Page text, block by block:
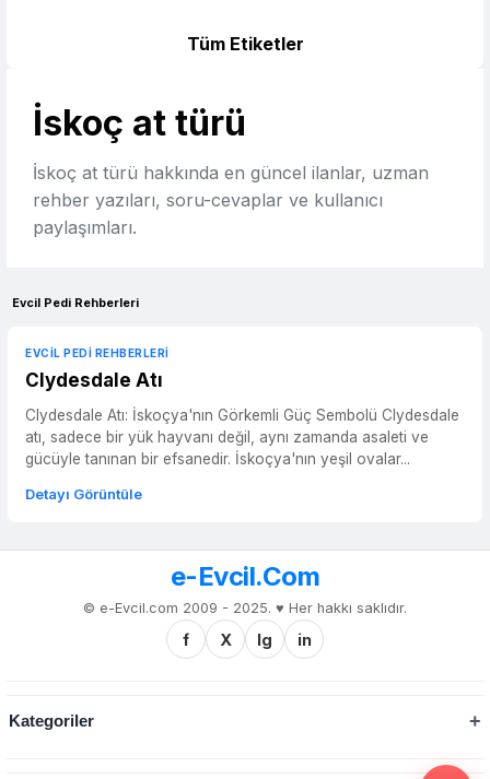
Tüm Etiketler
İskoç at türü
İskoç at türü hakkında en güncel ilanlar, uzman
rehber yazıları, soru-cevaplar ve kullanıcı
paylaşımları.
Evcil Pedi Rehberleri
EVCIL PEDI REHBERLERI
Clydesdale Atı
Clydesdale Atı: İskoçya'nın Görkemli Güç Sembolü Clydesdale
atı, sadece bir yük hayvanı değil, aynı zamanda asaleti ve
gücüyle tanınan bir efsanedir. İskoçya'nın yeşil ovalar...
Detayı Görüntüle
e-Evcil.Com
© e-Evcil.com 2009 - 2025. ♥️ Her hakkı saklıdır.
f X Ig in
Kategoriler